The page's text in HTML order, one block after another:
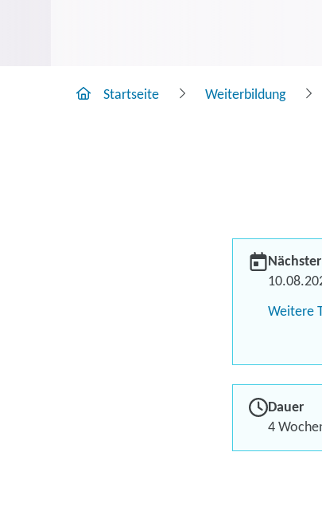
Startseite Weiterbildung
Weitere
Dauer
4